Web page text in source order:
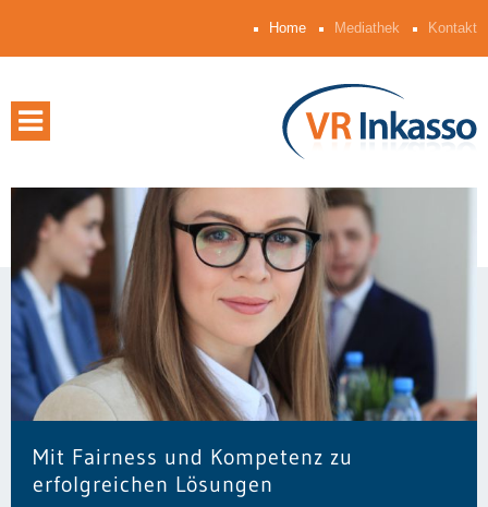
Home Mediathek Kontakt
Mit Fairness und Kompetenz zu
erfolgreichen Lösungen